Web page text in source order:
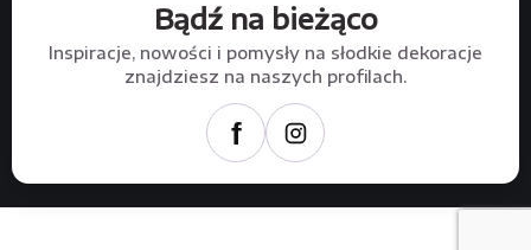
Bądź na bieżąco
Inspiracje, nowości i pomysły na słodkie dekoracje
znajdziesz na naszych profilach.
f